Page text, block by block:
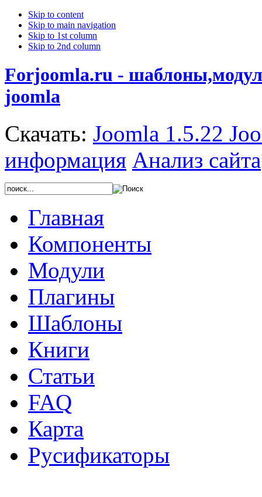
Skip to content
Skip to main navigation
Skip to 1st column
Skip to 2nd column
Forjoomla.ru -
joomla
Скачать: Joomla 1.5.22
информация Анализ сайта
Главная
Компоненты
Модули
Плагины
Шаблоны
Книги
Статьи
FAQ
Карта
Русификаторы